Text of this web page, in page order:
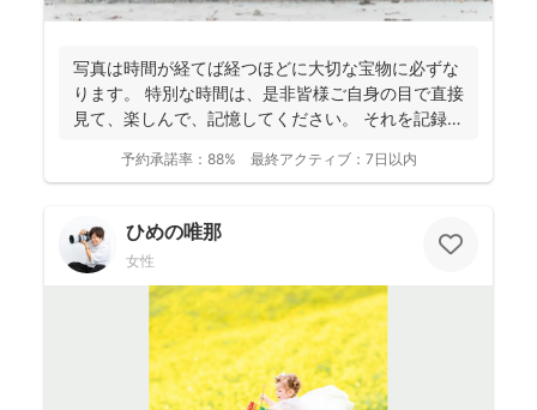
写真は時間が経てば経つほどに大切な宝物に必ずな
ります。 特別な時間は、是非皆様ご自身の目で直接
見て、楽しんで、記憶してください。 それを記録す
予約承諾率： 88% 最終アクティブ： 7日以内
ひめの唯那
女性